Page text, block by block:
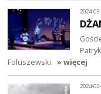
2024-
Foluszewski. » więcej
2024-